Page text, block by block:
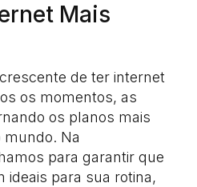
Mais
de ter internet
os momentos, as
os planos mais
mundo. Na
para garantir que
ideais para sua rotina,